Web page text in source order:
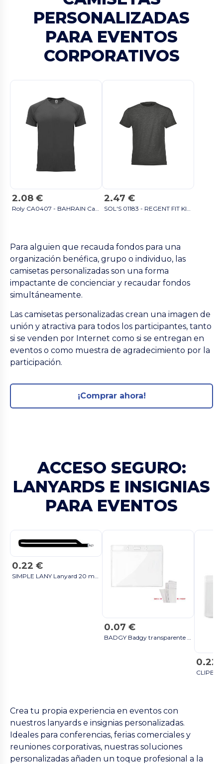
PERSONALIZADAS
PARA EVENTOS
CORPORATIVOS
2.08 €
Roly CA0407 - BAHRAIN Camiseta técnica de manga corta ranglán negro
2.47 €
SOL'S 01183 - REGENT FIT KIDS Camiseta Niños Cuello Redondo blanco
Para alguien que recauda fondos para una
organización benéfica, grupo o individuo, las
camisetas personalizadas son una forma
impactante de concienciar y recaudar fondos
simultáneamente.
Las camisetas personalizadas crean una imagen de
unión y atractiva para todos los participantes, tanto
si se venden por Internet como si se entregan en
eventos o como muestra de agradecimiento por la
participación.
¡Comprar ahora!
ACCESO SEGURO:
LANYARDS E INSIGNIAS
PARA EVENTOS
0.22 €
0.07 €
BADGY Badgy transparente insignia 10cmx8cm - GiftRetail MO8599 transparent
0.22
Crea tu propia experiencia en eventos con
nuestros lanyards e insignias personalizadas.
Ideales para conferencias, ferias comerciales y
reuniones corporativas, nuestras soluciones
personalizadas añaden un toque profesional a la